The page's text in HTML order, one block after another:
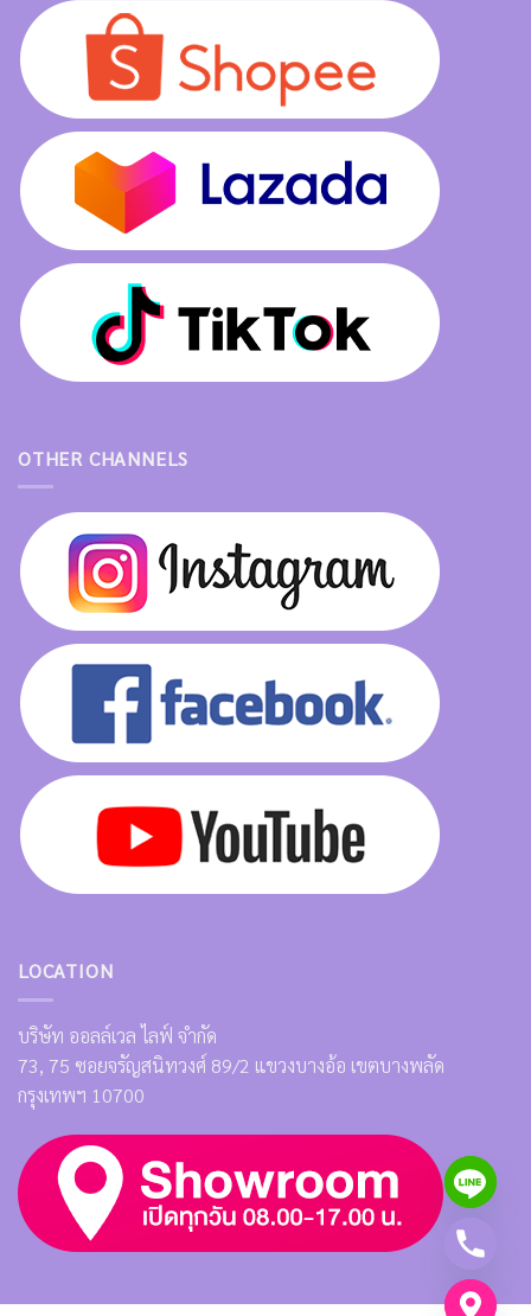
OTHER CHANNELS
LOCATION
บริษัท ออลล์เวล ไลฟ์ จำกัด
73, 75 ซอยจรัญสนิทวงศ์ 89/2 แขวงบางอ้อ เขตบางพลัด
กรุงเทพฯ 10700